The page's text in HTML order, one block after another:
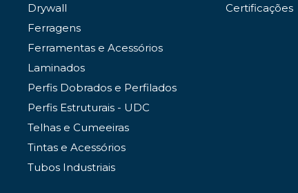
Drywall
Ferragens
Ferramentas e Acessórios
Laminados
Perfis Dobrados e Perfilados
Perfis Estruturais - UDC
Telhas e Cumeeiras
Tintas e Acessórios
Tubos Industriais
Certificações